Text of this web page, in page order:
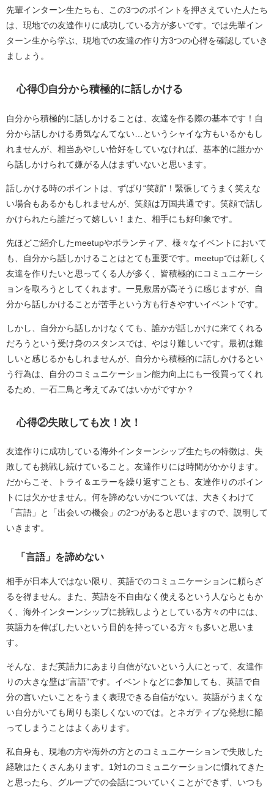
先輩インターン生たちも、この3つのポイントを押さえていた人たち
は、現地での友達作りに成功している方が多いです。では先輩イン
ターン生から学ぶ、現地での友達の作り方3つの心得を確認していき
ましょう。
心得①自分から積極的に話しかける
自分から積極的に話しかけることは、友達を作る際の基本です！自
分から話しかける勇気なんてない…というシャイな方もいるかもし
れませんが、相当あやしい恰好をしていなければ、基本的に誰かか
ら話しかけられて嫌がる人はまずいないと思います。
話しかける時のポイントは、ずばり“笑顔”！緊張してうまく笑えな
い場合もあるかもしれませんが、笑顔は万国共通です。笑顔で話し
かけられたら誰だって嬉しい！また、相手にも好印象です。
先ほどご紹介したmeetupやボランティア、様々なイベントにおいて
も、自分から話しかけることはとても重要です。meetupでは新しく
友達を作りたいと思ってくる人が多く、皆積極的にコミュニケーシ
ョンを取ろうとしてくれます。一見敷居が高そうに感じますが、自
分から話しかけることが苦手という方も行きやすいイベントです。
しかし、自分から話しかけなくても、誰かが話しかけに来てくれる
だろうという受け身のスタンスでは、やはり難しいです。最初は難
しいと感じるかもしれませんが、自分から積極的に話しかけるとい
う行為は、自分のコミュニケーション能力向上にも一役買ってくれ
るため、一石二鳥と考えてみてはいかがですか？
心得②失敗しても次！次！
友達作りに成功している海外インターンシップ生たちの特徴は、失
敗しても挑戦し続けていること。友達作りには時間がかかります。
だからこそ、トライ＆エラーを繰り返すことも、友達作りのポイン
トには欠かせません。何を諦めないかについては、大きくわけて
「言語」と「出会いの機会」の2つがあると思いますので、説明して
いきます。
「言語」を諦めない
相手が日本人ではない限り、英語でのコミュニケーションに頼らざ
るを得ません。また、英語を不自由なく使えるという人ならともか
く、海外インターンシップに挑戦しようとしている方々の中には、
英語力を伸ばしたいという目的を持っている方々も多いと思いま
す。
そんな、まだ英語力にあまり自信がないという人にとって、友達作
りの大きな壁は“言語”です。イベントなどに参加しても、英語で自
分の言いたいことをうまく表現できる自信がない。英語がうまくな
い自分がいても周りも楽しくないのでは。とネガティブな発想に陥
ってしまうことはよくあります。
私自身も、現地の方や海外の方とのコミュニケーションで失敗した
経験はたくさんあります。1対1のコミュニケーションに慣れてきた
と思ったら、グループでの会話についていくことができず、いつも